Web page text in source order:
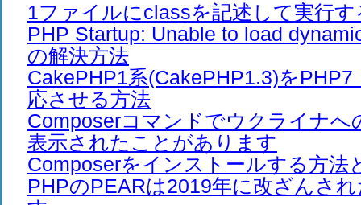
1ファイルにclassを記述して実行す
PHP Startup: Unable to load
の解決方法
CakePHP1系(CakePHP1.3)をPHP7
応させる方法
Composerコマンドでウクライナへ
表示されたことがあります
Composerをインストールする方法
PHPのPEARは2019年に改ざんさ